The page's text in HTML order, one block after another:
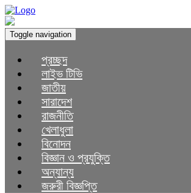
Toggle navigation
প্রচ্ছদ
লাইভ টিভি
জাতীয়
সারাদেশ
রাজনীতি
খেলাধুলা
বিনোদন
বিজ্ঞান ও প্রযুক্তি
অন্যান্য
জরুরী বিজ্ঞপ্তি